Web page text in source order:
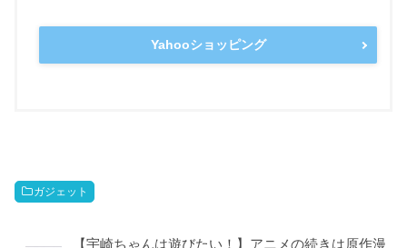
Yahooショッピング
ガジェット
【宇崎ちゃんは遊びたい！】アニメの続きは原作漫